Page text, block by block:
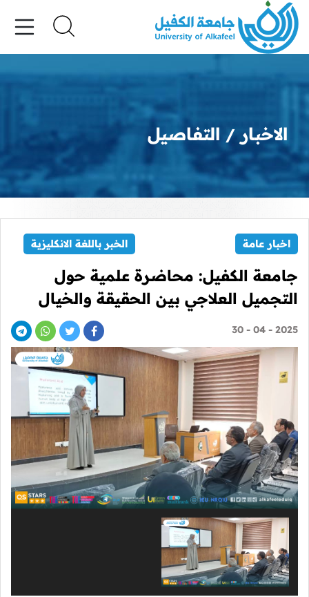
الاخبار التفاصيل
اخبار عامة الخبر باللغة الانكليزية
جامعة الكفيل: محاضرة علمية حول
التجميل العلاجي بين الحقيقة والخيال
2025 - 04 - 30